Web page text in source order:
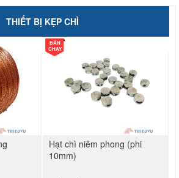
THIẾT BỊ KẸP CHÌ
BÁN
CHẠY
Hạt chì niêm phong (phi
10mm)